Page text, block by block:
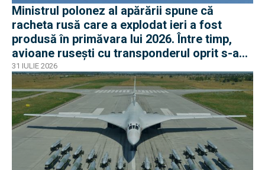
Ministrul polonez al apărării spune că
racheta rusă care a explodat ieri a fost
produsă în primăvara lui 2026. Între timp,
avioane rusești cu transponderul oprit s-au
apropiat de frontiera Poloniei
31 IULIE 2026